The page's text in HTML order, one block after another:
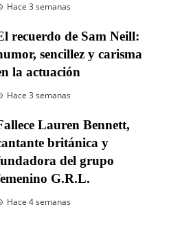
Hace 3 semanas
recuerdo de Sam Neill:
sencillez y carisma
la actuación
Hace 3 semanas
Lauren Bennett,
británica y
del grupo
G.R.L.
Hace 4 semanas